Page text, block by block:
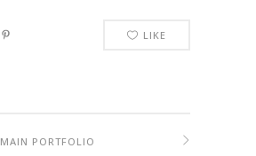
LIKE
MAIN PORTFOLIO